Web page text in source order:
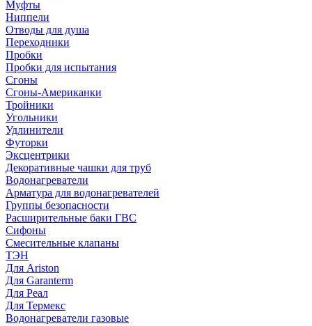
Муфты
Ниппели
Отводы для душа
Переходники
Пробки
Пробки для испытания
Сгоны
Сгоны-Американки
Тройники
Угольники
Удлинители
Футорки
Эксцентрики
Декоративные чашки для труб
Водонагреватели
Арматура для водонагревателей
Группы безопасности
Расширительные баки ГВС
Сифоны
Смесительные клапаны
ТЭН
Для Ariston
Для Garanterm
Для Реал
Для Термекс
Водонагреватели газовые